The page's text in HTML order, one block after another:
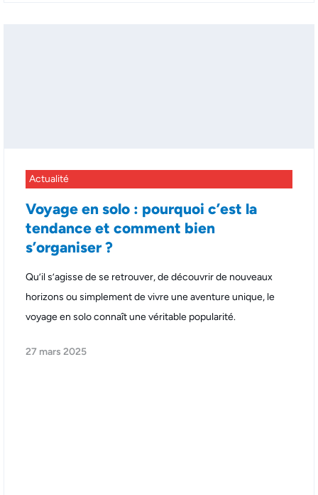
Actualité
Voyage en solo : pourquoi c’est la
tendance et comment bien
s’organiser ?
Qu’il s’agisse de se retrouver, de découvrir de nouveaux
horizons ou simplement de vivre une aventure unique, le
voyage en solo connaît une véritable popularité.
27 mars 2025